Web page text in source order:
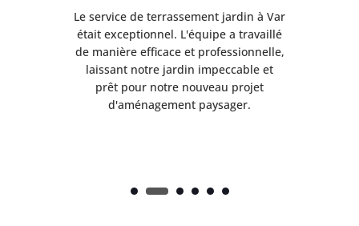
Le service de terrassement jardin à Var
était exceptionnel. L'équipe a travaillé
de manière efficace et professionnelle,
laissant notre jardin impeccable et
prêt pour notre nouveau projet
d'aménagement paysager.